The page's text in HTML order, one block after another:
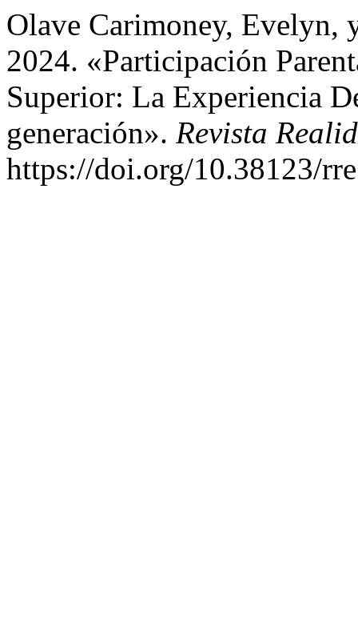
Olave Carimoney, Evelyn,
2024. «Participación
Superior: La Experiencia
generación». Revista
https://doi.org/10.38123/